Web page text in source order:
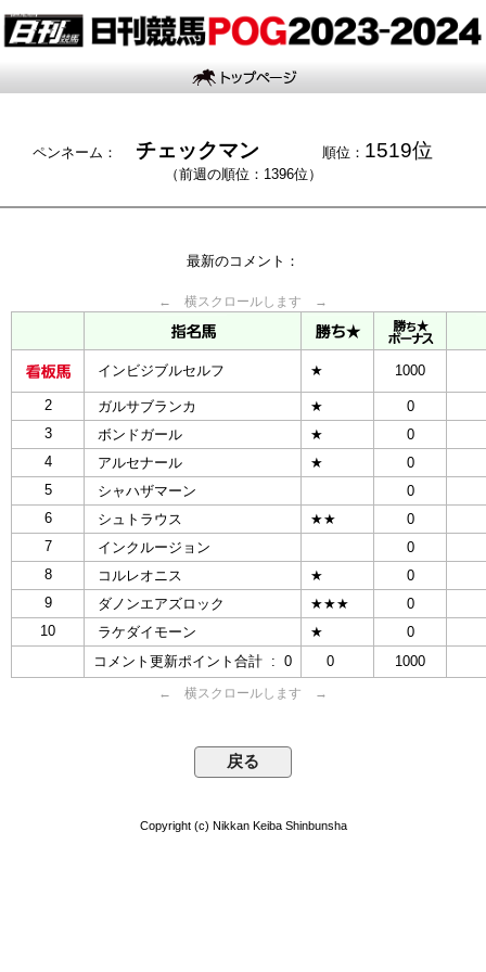
ペンネーム： チェックマン 順位： 1519位
（前週の順位：1396位）
最新のコメント：
← 横スクロールします →
インビジブルセルフ ★ 1000
2 ガルサブランカ ★
0
3
ボンドガール ★
0
4
アルセナール ★
0
5
シャハザマーン
0
6
シュトラウス ★★
0
7
インクルージョン
0
8
コルレオニス ★
0
9
ダノンエアズロック ★★★
0
10
ラケダイモーン ★
0
コメント更新ポイント合計 : 0
0 1000
← 横スクロールします →
Copyright (c) Nikkan Keiba Shinbunsha